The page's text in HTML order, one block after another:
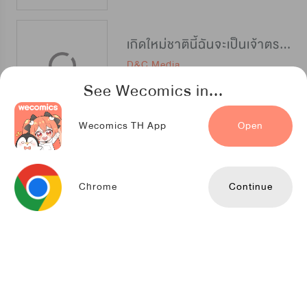
See Wecomics in...
Wecomics TH App Open
Chrome Continue
เกิดใหม่ชาตินี้ฉันจะเป็นเจ้าตระกูล
D&C Media
สาวใช้กับนายแวมไพร์